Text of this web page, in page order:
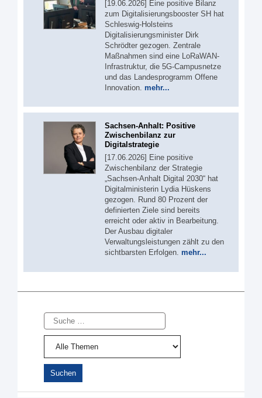
[19.06.2026] Eine positive Bilanz
zum Digitalisierungsbooster SH hat
Schleswig-Holsteins
Digitalisierungsminister Dirk
Schrödter gezogen. Zentrale
Maßnahmen sind eine LoRaWAN-
Infrastruktur, die 5G-Campusnetze
und das Landesprogramm Offene
Innovation. mehr...
Sachsen-Anhalt: Positive
Zwischenbilanz zur
Digitalstrategie
[17.06.2026] Eine positive
Zwischenbilanz der Strategie
„Sachsen-Anhalt Digital 2030“ hat
Digitalministerin Lydia Hüskens
gezogen. Rund 80 Prozent der
definierten Ziele sind bereits
erreicht oder aktiv in Bearbeitung.
Der Ausbau digitaler
Verwaltungsleistungen zählt zu den
sichtbarsten Erfolgen. mehr...
Suche